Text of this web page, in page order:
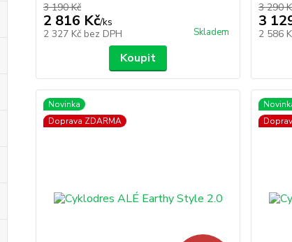
3 190 Kč
2 816 Kč/ks
2 327 Kč bez DPH Skladem
Koupit
3 290
3
2 586
Novinka
Doprava ZDARMA